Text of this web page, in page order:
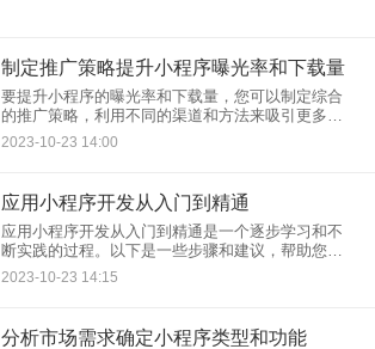
制定推广策略提升小程序曝光率和下载量
要提升小程序的曝光率和下载量，您可以制定综合
的推广策略，利用不同的渠道和方法来吸引更多用
2023-10-23 14:00
应用小程序开发从入门到精通
应用小程序开发从入门到精通是一个逐步学习和不
断实践的过程。以下是一些步骤和建议，帮助您逐
渐提升您的小程序开发技能： 入门阶段： 学习基本
知识
2023-10-23 14:15
分析市场需求确定小程序类型和功能